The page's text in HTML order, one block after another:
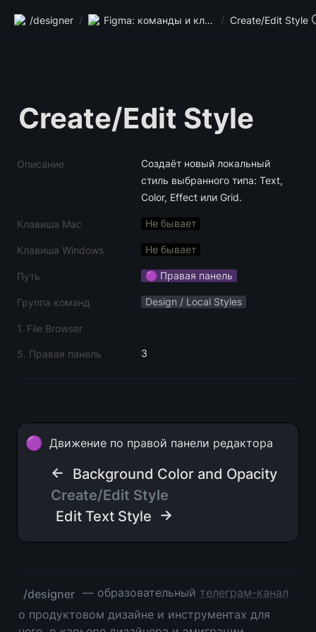
/designer / Figma: команды и клавиши / Create/Edit Style
Create/Edit Style
Описание
Создаёт новый локальный
стиль выбранного типа: Text,
Color, Effect или Grid.
Клавиша Mac Не бывает
Клавиша Windows Не бывает
Путь 🟣 Правая панель
Группа команд Design / Local Styles
1. File Browser
5. Правая панель 3
🟣 Движение по правой панели редактора
←
Background Color and Opacity
Create/Edit Style
Edit Text Style →
/designer — образовательный телеграм-канал
о продуктовом дизайне и инструментах для